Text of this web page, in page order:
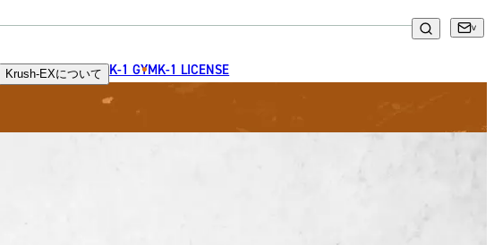
Krush-EXについて K-1 GYMK-1 LICENSE